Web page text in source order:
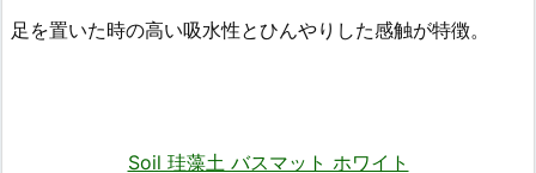
足を置いた時の高い吸水性とひんやりした感触が特徴。
Soil 珪藻土 バスマット ホワイト